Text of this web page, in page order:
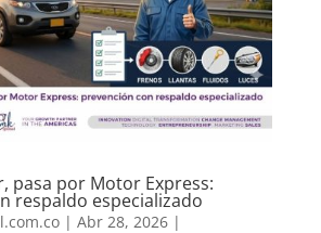
pasa por Motor Express:
respaldo especializado
| Abr 28, 2026|